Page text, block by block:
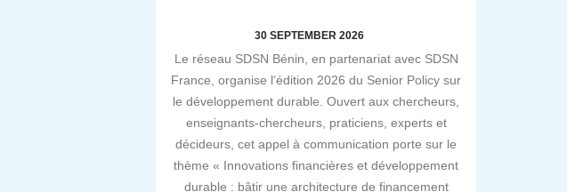
30 SEPTEMBER 2026
Le réseau SDSN Bénin, en partenariat avec SDSN
France, organise l’édition 2026 du Senior Policy sur
le développement durable. Ouvert aux chercheurs,
enseignants-chercheurs, praticiens, experts et
décideurs, cet appel à communication porte sur le
thème « Innovations financières et développement
durable : bâtir une architecture de financement